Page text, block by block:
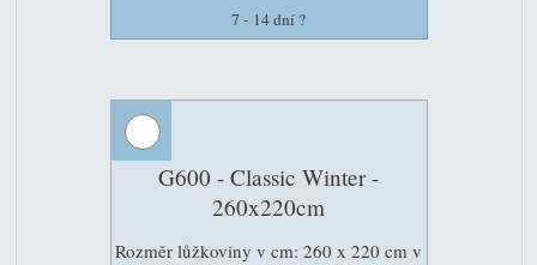
7 - 14 dní ?
G600 - Classic Winter -
260x220cm
Rozměr lůžkoviny v cm: 260 x 220 cm v